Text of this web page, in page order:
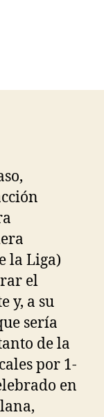
la Liga)
el
y, a su
sería
de la
por 1-
en